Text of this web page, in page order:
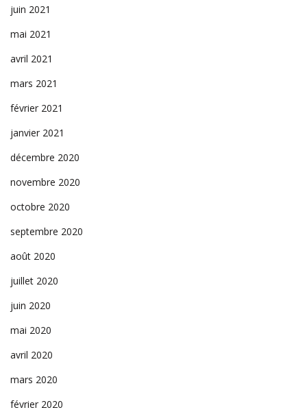
juin 2021
mai 2021
avril 2021
mars 2021
février 2021
janvier 2021
décembre 2020
novembre 2020
octobre 2020
septembre 2020
août 2020
juillet 2020
juin 2020
mai 2020
avril 2020
mars 2020
février 2020